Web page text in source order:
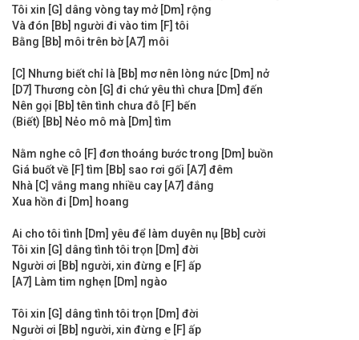
Tôi xin [G] dâng vòng tay mở [Dm] rộng
Và đón [Bb] người đi vào tim [F] tôi
Bằng [Bb] môi trên bờ [A7] môi
[C] Nhưng biết chỉ là [Bb] mơ nên lòng nức [Dm] nở
[D7] Thương còn [G] đi chứ yêu thì chưa [Dm] đến
Nên gọi [Bb] tên tình chưa đỗ [F] bến
(Biết) [Bb] Nẻo mô mà [Dm] tìm
Nằm nghe cô [F] đơn thoáng bước trong [Dm] buồn
Giá buốt về [F] tìm [Bb] sao rơi gối [A7] đêm
Nhà [C] vắng mang nhiều cay [A7] đắng
Xua hồn đi [Dm] hoang
Ai cho tôi tình [Dm] yêu để làm duyên nụ [Bb] cười
Tôi xin [G] dâng tình tôi trọn [Dm] đời
Người ơi [Bb] người, xin đừng e [F] ấp
[A7] Làm tim nghẹn [Dm] ngào
Tôi xin [G] dâng tình tôi trọn [Dm] đời
Người ơi [Bb] người, xin đừng e [F] ấp